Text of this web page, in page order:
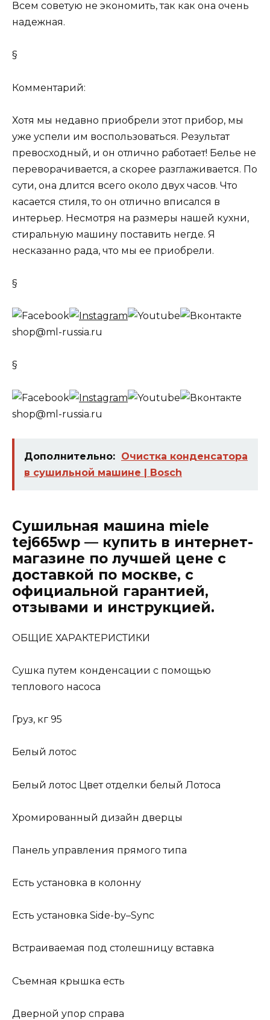
Всем советую не экономить, так как она очень
надежная.
§
Комментарий:
Хотя мы недавно приобрели этот прибор, мы
уже успели им воспользоваться. Результат
превосходный, и он отлично работает! Белье не
переворачивается, а скорее разглаживается. По
сути, она длится всего около двух часов. Что
касается стиля, то он отлично вписался в
интерьер. Несмотря на размеры нашей кухни,
стиральную машину поставить негде. Я
несказанно рада, что мы ее приобрели.
§
shop@ml-russia.ru
§
shop@ml-russia.ru
Дополнительно: Очистка конденсатора
в сушильной машине | Bosch
Сушильная машина miele
tej665wp — купить в интернет-
магазине по лучшей цене c
доставкой по москве, с
официальной гарантией,
отзывами и инструкцией.
ОБЩИЕ ХАРАКТЕРИСТИКИ
Сушка путем конденсации с помощью
теплового насоса
Груз, кг 95
Белый лотос
Белый лотос Цвет отделки белый Лотоса
Хромированный дизайн дверцы
Панель управления прямого типа
Есть установка в колонну
Есть установка Side-by–Sync
Встраиваемая под столешницу вставка
Съемная крышка есть
Дверной упор справа